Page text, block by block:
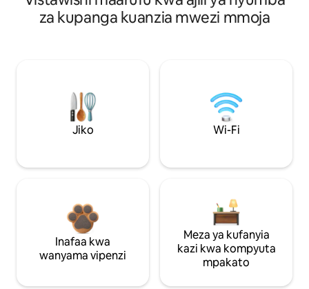
za kupanga kuanzia mwezi mmoja
Jiko Wi-Fi
Inafaa kwa
wanyama vipenzi
Meza ya kufanyia
kazi kwa kompyuta
mpakato